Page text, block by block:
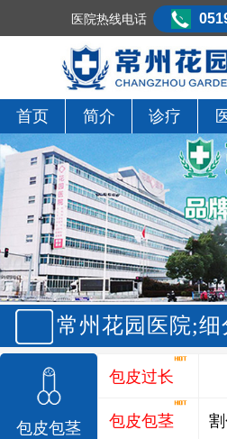
首页 简介 诊疗
常州花园医院;
包皮包茎
包皮过长
包皮包茎
医院热线电话